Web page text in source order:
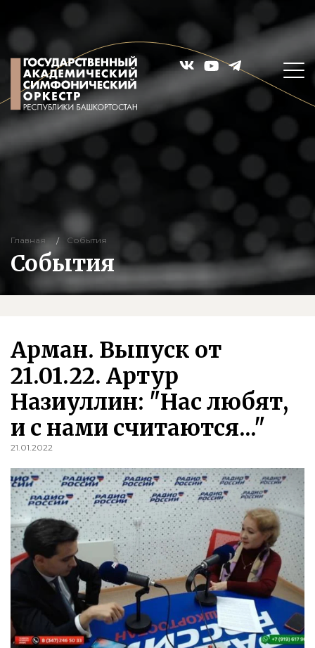
Главная События
События
Арман. Выпуск от
21.01.22. Артур
Назиуллин: "Нас любят,
и с нами считаются..."
21.01.2022